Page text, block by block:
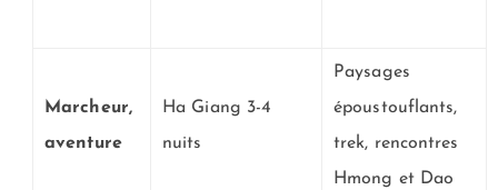
Marcheur,
aventure
Ha Giang 3-4
nuits
Paysages
époustouflants,
trek, rencontres
Hmong et Dao